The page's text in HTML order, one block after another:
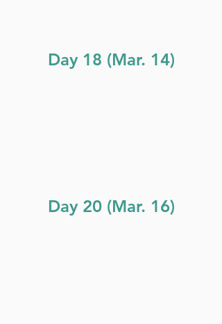
Day 18 (Mar. 14)
Day 20 (Mar. 16)